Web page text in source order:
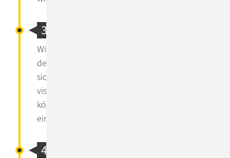
3. Design
Wir entwickeln ein UI & UX-Konzept auf Basis
der Research-Ergebnisse. Dabei handelt es
sich um einen vereinfachten Entwurf der
visuellen Komponenten und Masken. Damit
können Sie sich ein erstes Bild hinsichtlich
einer stimmigen Bedienung machen.
4. Prototyping